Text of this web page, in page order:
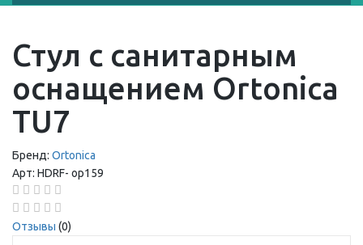
Стул с санитарным
оснащением Ortonica
TU7
Бренд: Ortonica
Арт: HDRF- ор159
Отзывы (0)